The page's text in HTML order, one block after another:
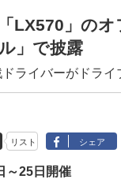
LX570」の
」で披露
ライバーがドラ
リスト シェア
～25日開催